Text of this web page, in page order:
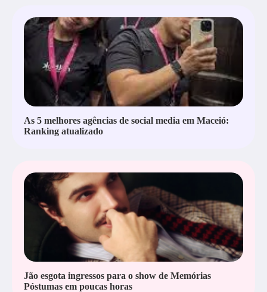
As 5 melhores agências de social media em Maceió:
Ranking atualizado
Jão esgota ingressos para o show de Memórias
Póstumas em poucas horas